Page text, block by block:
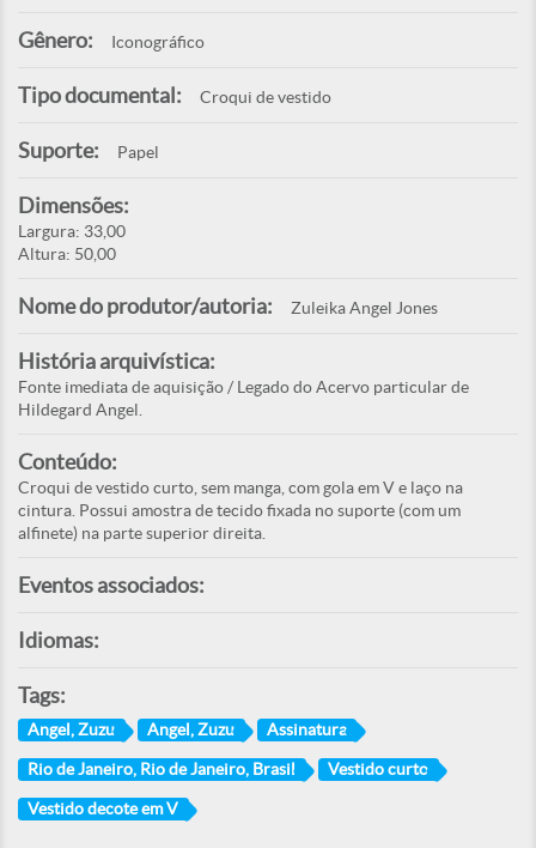
Gênero: Iconográfico
Tipo documental: Croqui de vestido
Suporte: Papel
Dimensões:
Largura: 33,00
Altura: 50,00
Nome do produtor/autoria: Zuleika Angel Jones
História arquivística:
Fonte imediata de aquisição / Legado do Acervo particular de
Hildegard Angel.
Conteúdo:
Croqui de vestido curto, sem manga, com gola em V e laço na
cintura. Possui amostra de tecido fixada no suporte (com um
alfinete) na parte superior direita.
Eventos associados:
Idiomas:
Tags:
Angel, Zuzu Angel, Zuzu Assinatura
Rio de Janeiro, Rio de Janeiro, Brasil Vestido curto
Vestido decote em V